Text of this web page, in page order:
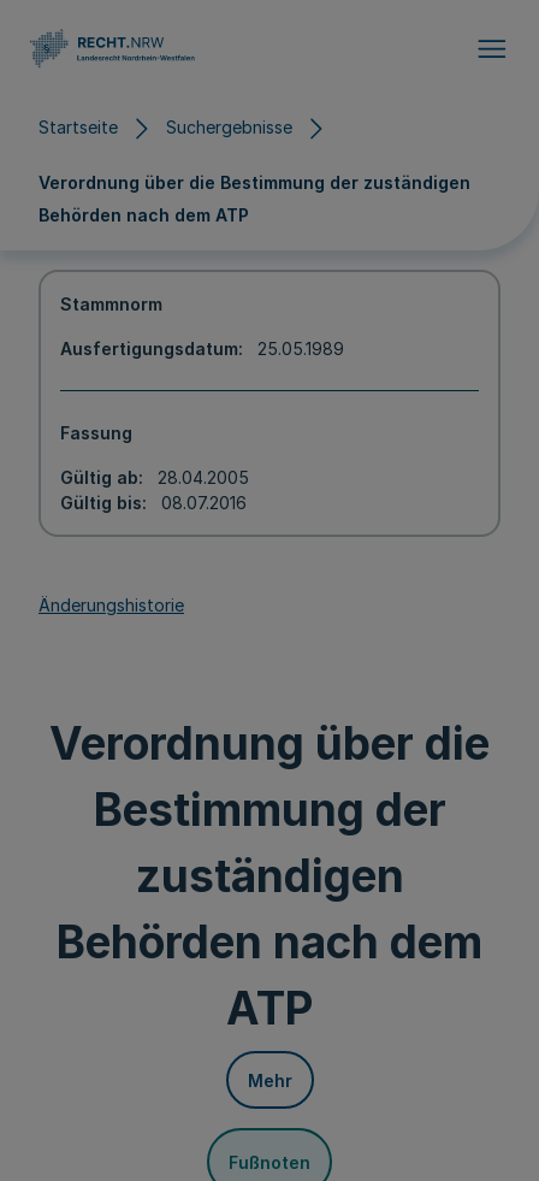
Startseite Suchergebnisse
Verordnung über die Bestimmung der zuständigen
Behörden nach dem ATP
Stammnorm
Ausfertigungsdatum 25.05.1989
Fassung
Gültig ab
28.04.2005
Gültig bis
08.07.2016
Änderungshistorie
Verordnung über die
Bestimmung der
zuständigen
Behörden nach dem
ATP
Mehr
Fußnoten